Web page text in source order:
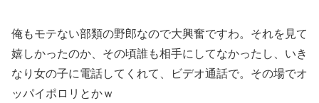
俺もモテない部類の野郎なので大興奮ですわ。それを見て
嬉しかったのか、その頃誰も相手にしてなかったし、いき
なり女の子に電話してくれて、ビデオ通話で。その場でオ
ッパイポロリとかｗ